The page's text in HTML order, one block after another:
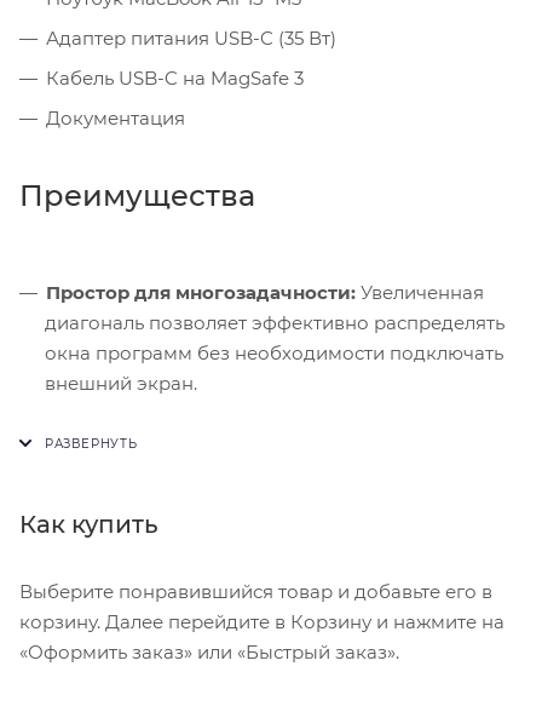
Адаптер питания USB-C (35 Вт)
Кабель USB-C на MagSafe 3
Документация
Преимущества
Простор для многозадачности: Увеличенная
диагональ позволяет эффективно распределять
окна программ без необходимости подключать
внешний экран.
системы охлаждения гарантирует тишину даже
Энергоэффективность:
заряд батареи слишком быстро.
Как купить
Выберите понравившийся товар и добавьте его в
корзину. Далее перейдите в Корзину и нажмите на
«Оформить заказ» или «Быстрый заказ».